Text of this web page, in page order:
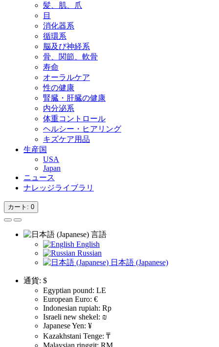
髪、肌、爪
目
消化器系
循環系
脳及び神経系
骨、関節、軟骨
寿命
オーラルケア
性の健康
腎臓・肝臓の健康
内分泌系
体重コントロール
ヘルシー・ヒアリング
キズケア用品
生産国
USA
Japan
ニュース
ナレッジライブラリ
カート : 0
言語
English
Russian
日本語 (Japanese)
通貨: $
Egyptian pound: LE
European Euro: €
Indonesian rupiah: Rp
Israeli new shekel: ₪
Japanese Yen: ¥
Kazakhstani Tenge: ₸